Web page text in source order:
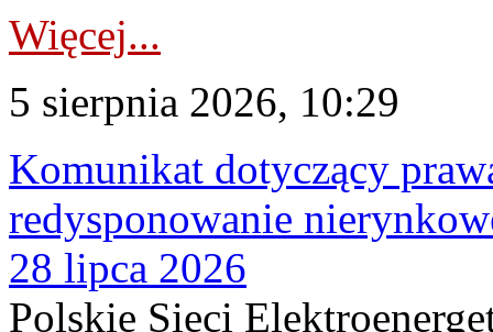
Więcej...
5 sierpnia 2026, 10:29
Komunikat dotyczący
redysponowanie
28 lipca 2026
Polskie Sieci